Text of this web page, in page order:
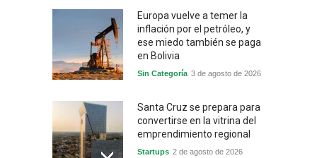
Europa vuelve a temer la
inflación por el petróleo, y
ese miedo también se paga
en Bolivia
Sin Categoría 3 de agosto de 2026
Santa Cruz se prepara para
convertirse en la vitrina del
emprendimiento regional
Startups 2 de agosto de 2026